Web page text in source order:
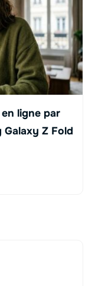
ligne par
Z Fold